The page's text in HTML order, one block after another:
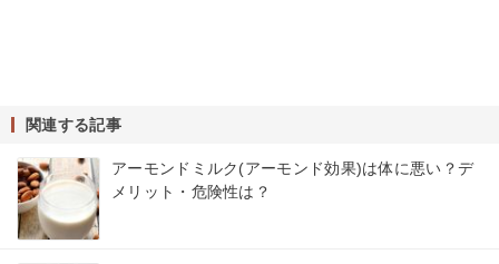
関連する記事
アーモンドミルク(アーモンド効果)は体に悪い？デ
メリット・危険性は？